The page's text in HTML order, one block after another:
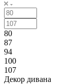
80
87
94
100
107
Декор дивана